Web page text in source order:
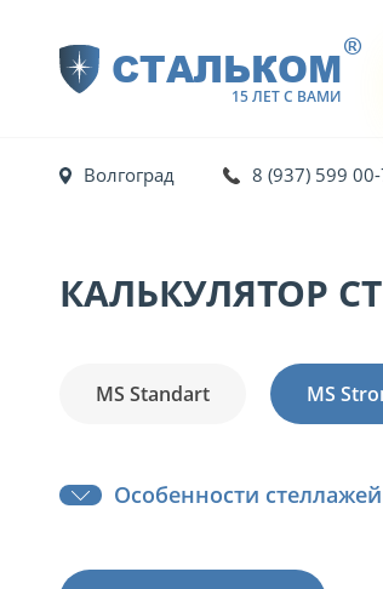
СТАЛЬКОМ
15 ЛЕТ С ВАМИ
®
Волгоград 8 (937) 599
КАЛЬКУЛЯТОР
MS Standart MS
Особенности